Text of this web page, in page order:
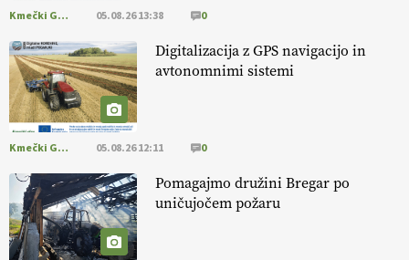
EKOloško = logično: ekološka kmetija PR'
RAKARI
EKOloško = logično: STROKOVNA OKROGLA
MIZA "Zakaj so ekološki proizvodi
podcenjeni?"
EKOloško = logično: ekološkio čebelarstvo
BOZOVIČAR
Kmečki Glas 05.08.26 13:38 0
Digitalizacija z GPS navigacijo in
avtonomnimi sistemi
Kmečki Glas 05.08.26 12:11 0
Pomagajmo družini Bregar po
uničujočem požaru